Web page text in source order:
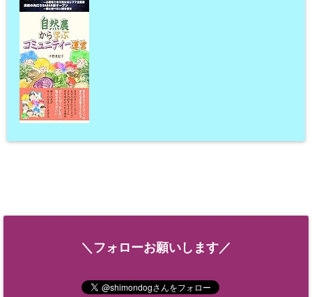
＼フォローお願いします／